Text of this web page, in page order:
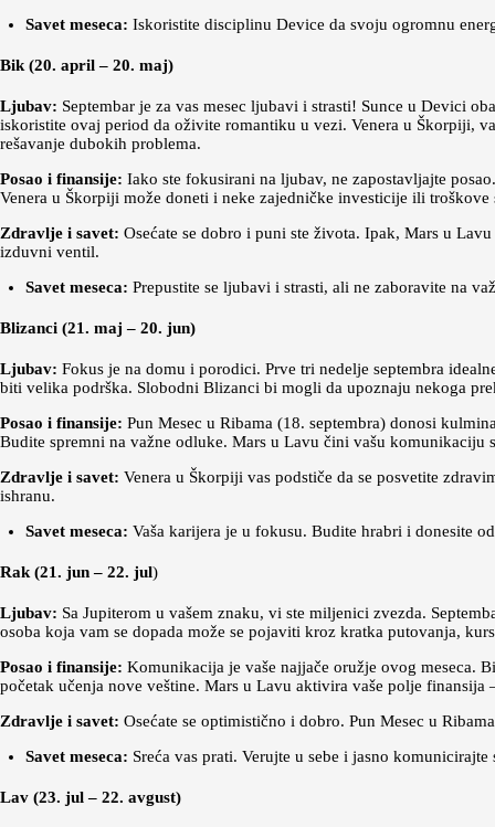
Savet meseca: Iskoristite disciplinu Device da svoju ogromnu
Bik (20. april – 20. maj)
Ljubav: Septembar je za vas mesec ljubavi i strasti! Sunce u Devici
iskoristite ovaj period da oživite romantiku u vezi. Venera u Škorpiji,
rešavanje dubokih problema.
Posao i finansije: Iako ste fokusirani na ljubav, ne zapostavljajte
Venera u Škorpiji može doneti i neke zajedničke investicije ili troškove
Zdravlje i savet: Osećate se dobro i puni ste života. Ipak, Mars u
izduvni ventil.
Savet meseca: Prepustite se ljubavi i strasti, ali ne zaboravite na
Blizanci (21. maj – 20. jun)
Ljubav: Fokus je na domu i porodici. Prve tri nedelje septembra
biti velika podrška. Slobodni Blizanci bi mogli da upoznaju nekoga
Posao i finansije: Pun Mesec u Ribama (18. septembra) donosi
Budite spremni na važne odluke. Mars u Lavu čini vašu
Zdravlje i savet: Venera u Škorpiji vas podstiče da se posvetite
ishranu.
Savet meseca: Vaša karijera je u fokusu. Budite hrabri i donesite
Rak (21. jun – 22. jul)
Ljubav: Sa Jupiterom u vašem znaku, vi ste miljenici zvezda.
osoba koja vam se dopada može se pojaviti kroz kratka putovanja,
Posao i finansije: Komunikacija je vaše najjače oružje ovog meseca.
početak učenja nove veštine. Mars u Lavu aktivira vaše polje finansija
Zdravlje i savet: Osećate se optimistično i dobro. Pun Mesec u
Savet meseca: Sreća vas prati. Verujte u sebe i jasno
Lav (23. jul – 22. avgust)